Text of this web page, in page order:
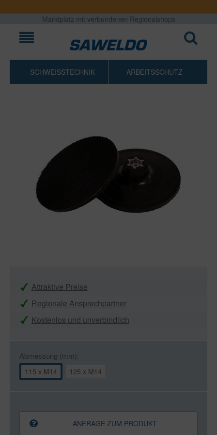
Marktplatz mit verbundenen Regionalshops
SCHWEISSTECHNIK ARBEITSSCHUTZ
Attraktive Preise
Regionale Ansprechpartner
Kostenlos und unverbindlich
Abmessung (mm):
115 x M14 125 x M14
ANFRAGE ZUM PRODUKT